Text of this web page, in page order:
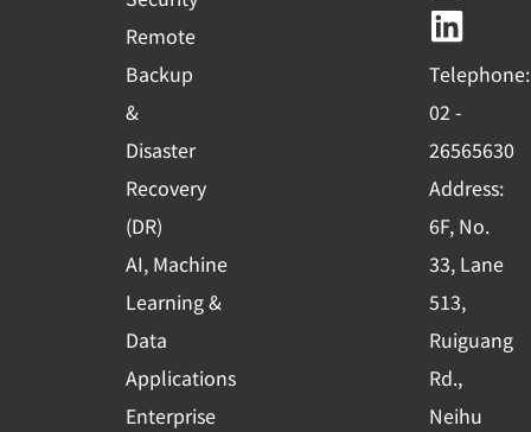
Remote
Backup
&
Disaster
Recovery
(DR)
AI, Machine
Learning &
Data
Applications
Enterprise
b
o
o
k
-
s
q
u
a
r
e
u
b
e
e
d
i
n
Telephone:
02 -
26565630
Address:
6F, No.
33, Lane
513,
Ruiguang
Rd.,
Neihu